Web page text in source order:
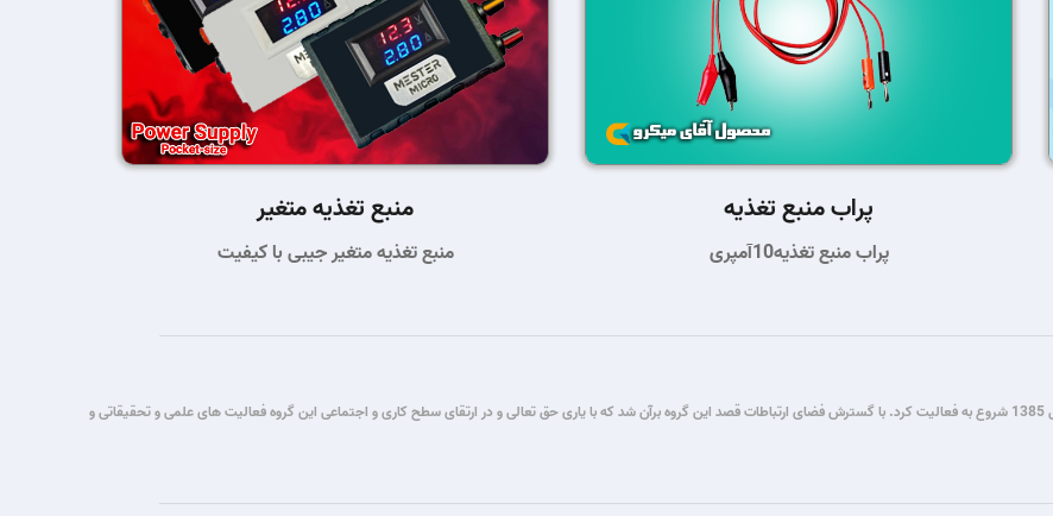
منبع تغذیه متغیر
منبع تغذیه متغیر جیبی با کیفیت
پراب منبع تغذیه
پراب منبع تغذیه10آمپری
گروه فنی مستر میکرو طی سال ها فعالیت در زمینه برنامه نویسی و برق و الکترونیک، از سال 1385 شروع به فعالیت کرد. با گسترش فضای ارتباطات قصد این گروه برآن شد که با یاری حق تعالی و در ارتقای سطح کاری و اجتماعی این گروه فعالیت های علمی و تحقیقاتی و